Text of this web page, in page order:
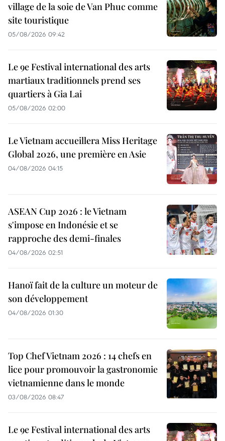
village de la soie de Van Phuc comme
site touristique
05/08/2026 09:42
Le 9e Festival international des arts
martiaux traditionnels prend ses
quartiers à Gia Lai
05/08/2026 02:00
Le Vietnam accueillera Miss Heritage
Global 2026, une première en Asie
04/08/2026 04:15
ASEAN Cup 2026 : le Vietnam
s'impose en Indonésie et se
rapproche des demi-finales
04/08/2026 02:51
Hanoï fait de la culture un moteur de
son développement
04/08/2026 01:30
Top Chef Vietnam 2026 : 14 chefs en
lice pour promouvoir la gastronomie
vietnamienne dans le monde
03/08/2026 08:47
Le 9e Festival international des arts